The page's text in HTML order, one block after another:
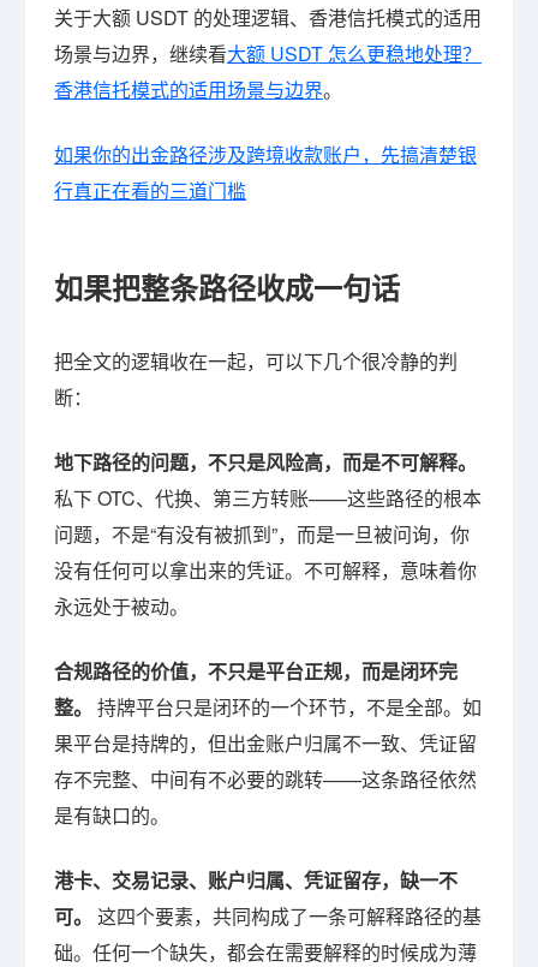
关于大额 USDT 的处理逻辑、香港信托模式的适用
场景与边界，继续看大额 USDT 怎么更稳地处理？
香港信托模式的适用场景与边界。
如果你的出金路径涉及跨境收款账户，先搞清楚银
行真正在看的三道门槛
如果把整条路径收成一句话
把全文的逻辑收在一起，可以下几个很冷静的判
断：
地下路径的问题，不只是风险高，而是不可解释。
私下 OTC、代换、第三方转账——这些路径的根本
问题，不是“有没有被抓到”，而是一旦被问询，你
没有任何可以拿出来的凭证。不可解释，意味着你
永远处于被动。
合规路径的价值，不只是平台正规，而是闭环完
整。 持牌平台只是闭环的一个环节，不是全部。如
果平台是持牌的，但出金账户归属不一致、凭证留
存不完整、中间有不必要的跳转——这条路径依然
是有缺口的。
港卡、交易记录、账户归属、凭证留存，缺一不
可。 这四个要素，共同构成了一条可解释路径的基
础。任何一个缺失，都会在需要解释的时候成为薄